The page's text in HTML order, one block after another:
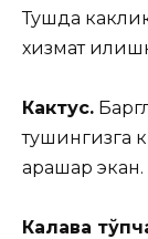
Тушда
хизмат
Кактус.
тушингизга
қарашар экан.
Калава